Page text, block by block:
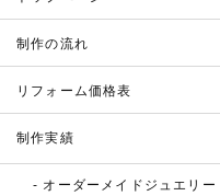
制作の流れ
リフォーム価格表
制作実績
オーダーメイドジュエリー